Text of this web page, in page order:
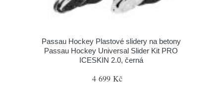
Passau Hockey Plastové slidery na betony
Passau Hockey Universal Slider Kit PRO
ICESKIN 2.0, černá
4 699 Kč